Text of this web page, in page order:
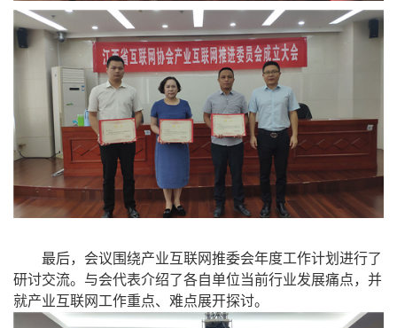
最后，会议围绕产业互联网推委会年度工作计划进行了
研讨交流。与会代表介绍了各自单位当前行业发展痛点，并
就产业互联网工作重点、难点展开探讨。